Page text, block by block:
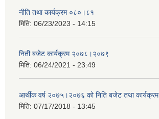
नीति तथा कार्यक्रम ०८०।८१
मिति: 06/23/2023 - 14:15
निती बजेट कार्यक्रम २०७८।२०७९
मिति: 06/24/2021 - 23:49
आर्थीक वर्ष २०७५।२०७६ को निति बजेट तथा कार्यक्रम
मिति: 07/17/2018 - 13:45